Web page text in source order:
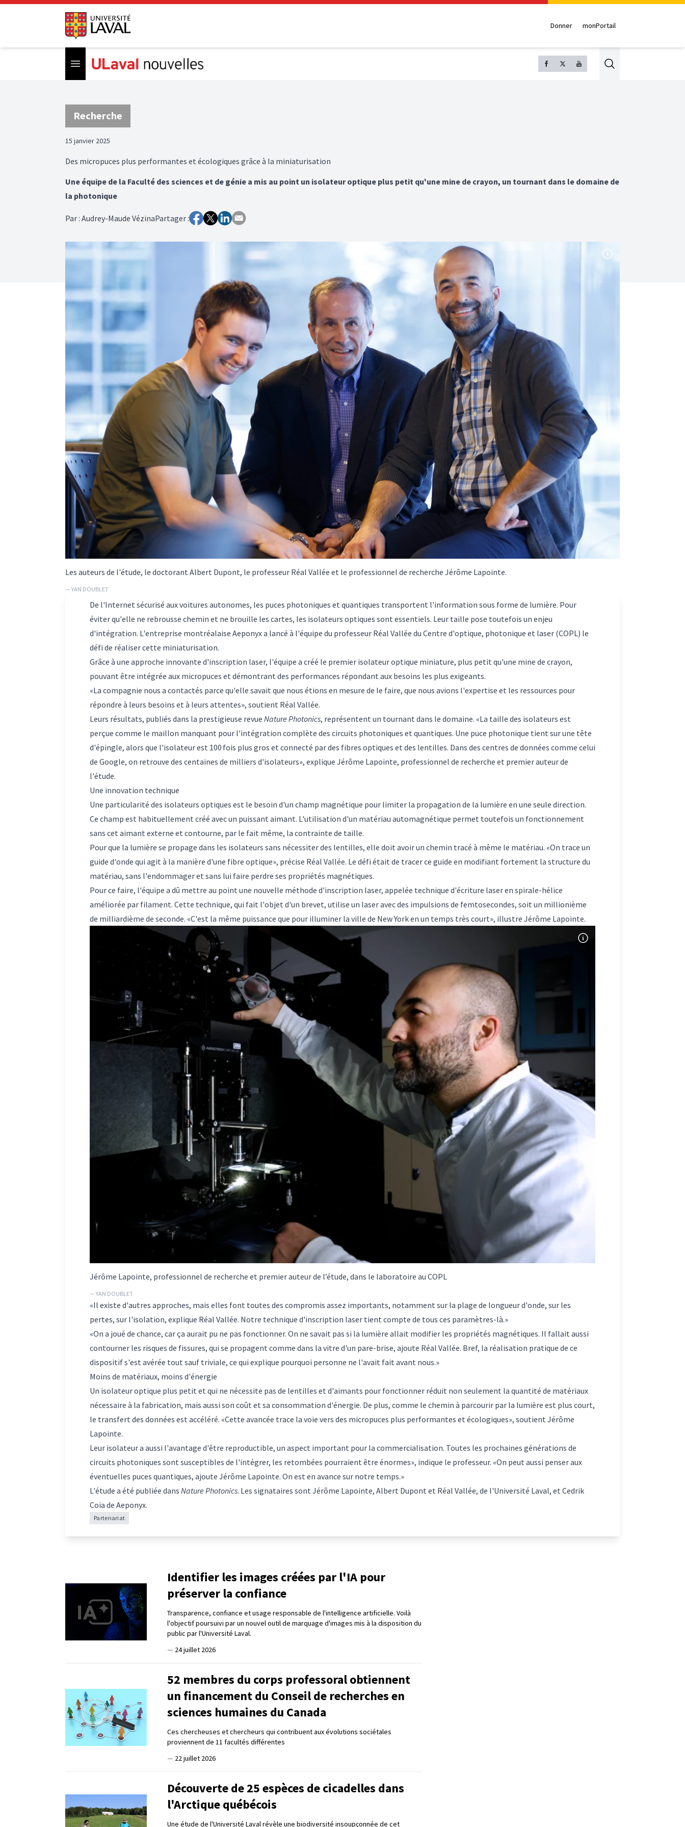
Donner monPortail
Open menu Search
Recherche
15 janvier 2025
Des micropuces plus performantes et écologiques grâce à la miniaturisation
Une équipe de la Faculté des sciences et de génie a mis au point un isolateur optique plus petit qu'une mine de crayon, un tournant dans le domaine de
la photonique
Par: Audrey-Maude VézinaPartager :
Les auteurs de l'étude, le doctorant Albert Dupont, le professeur Réal Vallée et le professionnel de recherche Jérôme Lapointe.
— YAN DOUBLET
De l'Internet sécurisé aux voitures autonomes, les puces photoniques et quantiques transportent l'information sous forme de lumière. Pour
éviter qu'elle ne rebrousse chemin et ne brouille les cartes, les isolateurs optiques sont essentiels. Leur taille pose toutefois un enjeu
d'intégration. L'entreprise montréalaise Aeponyx a lancé à l'équipe du professeur Réal Vallée du Centre d'optique, photonique et laser (COPL) le
défi de réaliser cette miniaturisation.
Grâce à une approche innovante d'inscription laser, l'équipe a créé le premier isolateur optique miniature, plus petit qu'une mine de crayon,
pouvant être intégrée aux micropuces et démontrant des performances répondant aux besoins les plus exigeants.
«La compagnie nous a contactés parce qu'elle savait que nous étions en mesure de le faire, que nous avions l'expertise et les ressources pour
répondre à leurs besoins et à leurs attentes», soutient Réal Vallée.
Leurs résultats, publiés dans la prestigieuse revue Nature Photonics, représentent un tournant dans le domaine. «La taille des isolateurs est
perçue comme le maillon manquant pour l'intégration complète des circuits photoniques et quantiques. Une puce photonique tient sur une tête
d'épingle, alors que l'isolateur est 100 fois plus gros et connecté par des fibres optiques et des lentilles. Dans des centres de données comme celui
de Google, on retrouve des centaines de milliers d'isolateurs», explique Jérôme Lapointe, professionnel de recherche et premier auteur de
l'étude.
Une innovation technique
Une particularité des isolateurs optiques est le besoin d'un champ magnétique pour limiter la propagation de la lumière en une seule direction.
Ce champ est habituellement créé avec un puissant aimant. L'utilisation d'un matériau automagnétique permet toutefois un fonctionnement
sans cet aimant externe et contourne, par le fait même, la contrainte de taille.
Pour que la lumière se propage dans les isolateurs sans nécessiter des lentilles, elle doit avoir un chemin tracé à même le matériau. «On trace un
guide d'onde qui agit à la manière d'une fibre optique», précise Réal Vallée. Le défi était de tracer ce guide en modifiant fortement la structure du
matériau, sans l'endommager et sans lui faire perdre ses propriétés magnétiques.
Pour ce faire, l'équipe a dû mettre au point une nouvelle méthode d'inscription laser, appelée technique d'écriture laser en spirale-hélice
améliorée par filament. Cette technique, qui fait l'objet d'un brevet, utilise un laser avec des impulsions de femtosecondes, soit un millionième
de milliardième de seconde. «C'est la même puissance que pour illuminer la ville de New York en un temps très court», illustre Jérôme Lapointe.
Jérôme Lapointe, professionnel de recherche et premier auteur de l’étude, dans le laboratoire au COPL
— YAN DOUBLET
«Il existe d'autres approches, mais elles font toutes des compromis assez importants, notamment sur la plage de longueur d'onde, sur les
pertes, sur l'isolation, explique Réal Vallée. Notre technique d'inscription laser tient compte de tous ces paramètres-là.»
«On a joué de chance, car ça aurait pu ne pas fonctionner. On ne savait pas si la lumière allait modifier les propriétés magnétiques. Il fallait aussi
contourner les risques de fissures, qui se propagent comme dans la vitre d'un pare-brise, ajoute Réal Vallée. Bref, la réalisation pratique de ce
dispositif s'est avérée tout sauf triviale, ce qui explique pourquoi personne ne l'avait fait avant nous.»
Moins de matériaux, moins d'énergie
Un isolateur optique plus petit et qui ne nécessite pas de lentilles et d'aimants pour fonctionner réduit non seulement la quantité de matériaux
nécessaire à la fabrication, mais aussi son coût et sa consommation d'énergie. De plus, comme le chemin à parcourir par la lumière est plus court,
le transfert des données est accéléré. «Cette avancée trace la voie vers des micropuces plus performantes et écologiques», soutient Jérôme
Lapointe.
Leur isolateur a aussi l'avantage d'être reproductible, un aspect important pour la commercialisation. Toutes les prochaines générations de
circuits photoniques sont susceptibles de l'intégrer, les retombées pourraient être énormes», indique le professeur. «On peut aussi penser aux
éventuelles puces quantiques, ajoute Jérôme Lapointe. On est en avance sur notre temps.»
L'étude a été publiée dans Nature Photonics. Les signataires sont Jérôme Lapointe, Albert Dupont et Réal Vallée, de l'Université Laval, et Cedrik
Coia de Aeponyx.
Partenariat
Identifier les images créées par l'IA pour
préserver la confiance
Transparence, confiance et usage responsable de l'intelligence artificielle. Voilà
l'objectif poursuivi par un nouvel outil de marquage d'images mis à la disposition du
public par l'Université Laval.
— 24 juillet 2026
52 membres du corps professoral obtiennent
un financement du Conseil de recherches en
sciences humaines du Canada
Ces chercheuses et chercheurs qui contribuent aux évolutions sociétales
proviennent de 11 facultés différentes
— 22 juillet 2026
Découverte de 25 espèces de cicadelles dans
l'Arctique québécois
Une étude de l'Université Laval révèle une biodiversité insoupçonnée de cet